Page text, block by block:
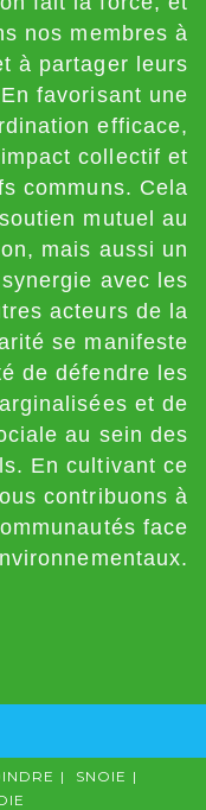
nos membres à
à partager leurs
favorisant une
efficace,
collectif et
communs. Cela
mutuel au
mais aussi un
avec les
acteurs de la
se manifeste
de défendre les
et de
au sein des
En cultivant ce
contribuons à
face
SNOIE